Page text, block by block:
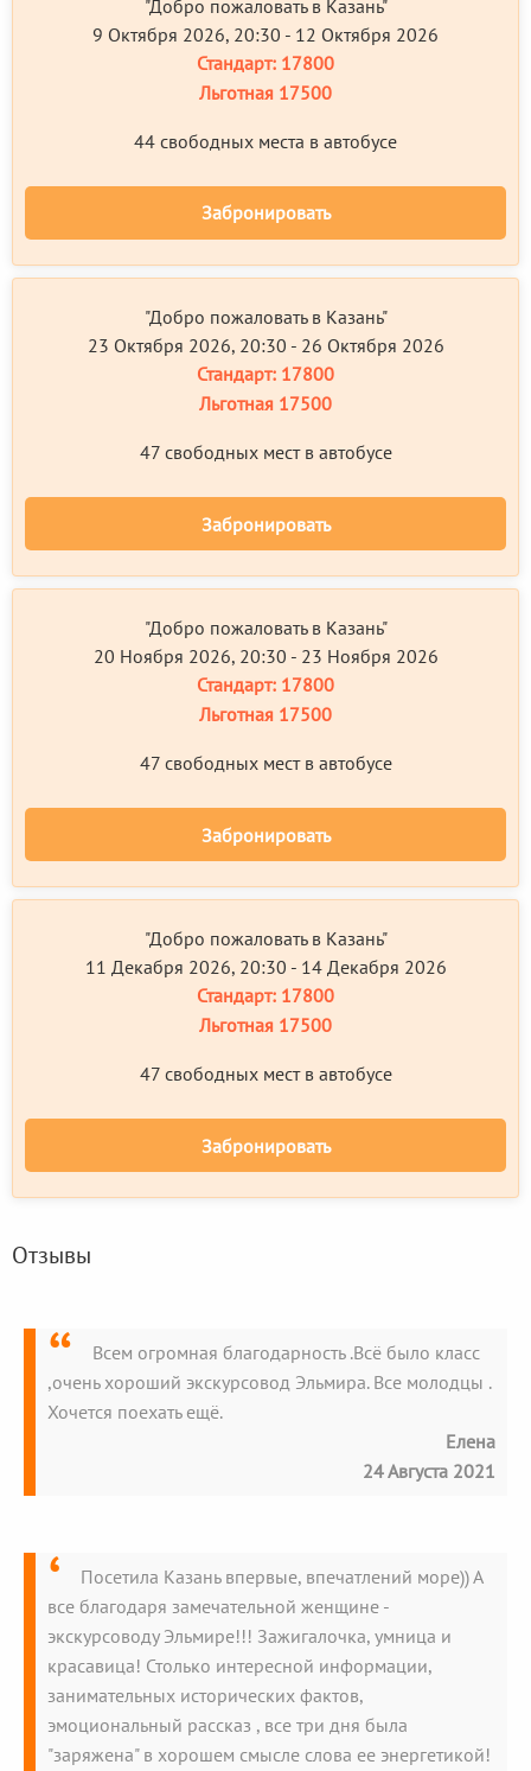
"Добро пожаловать в Казань"
9 Октября 2026, 20:30 - 12 Октября 2026
Стандарт: 17800
Льготная 17500
44 свободных местa в автобусе
Забронировать
"Добро пожаловать в Казань"
23 Октября 2026, 20:30 - 26 Октября 2026
Стандарт: 17800
Льготная 17500
47 свободных мест в автобусе
Забронировать
"Добро пожаловать в Казань"
20 Ноября 2026, 20:30 - 23 Ноября 2026
Стандарт: 17800
Льготная 17500
47 свободных мест в автобусе
Забронировать
"Добро пожаловать в Казань"
11 Декабря 2026, 20:30 - 14 Декабря 2026
Стандарт: 17800
Льготная 17500
47 свободных мест в автобусе
Забронировать
Отзывы
Всем огромная благодарность .Всё было класс
,очень хороший экскурсовод Эльмира. Все молодцы .
Хочется поехать ещё.
Елена
24 Августа 2021
Посетила Казань впервые, впечатлений море)) А
все благодаря замечательной женщине -
экскурсоводу Эльмире!!! Зажигалочка, умница и
красавица! Столько интересной информации,
занимательных исторических фактов,
эмоциональный рассказ , все три дня была
"заряжена" в хорошем смысле слова ее энергетикой!